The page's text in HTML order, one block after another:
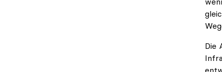
Die